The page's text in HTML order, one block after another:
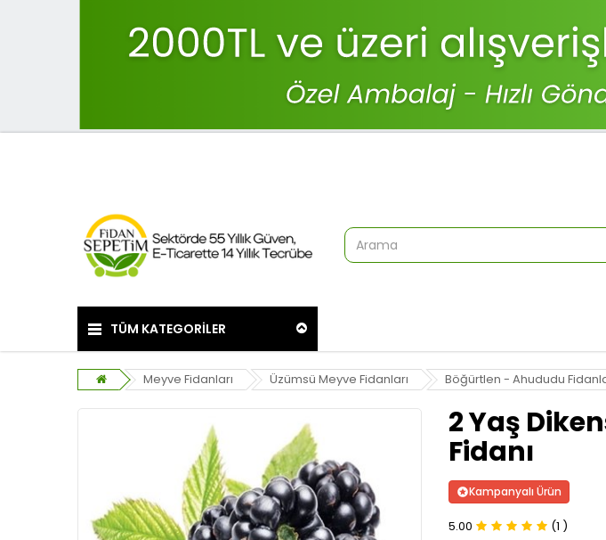
TÜM KATEGORİLER
Meyve Fidanları Üzümsü Meyve Fidanları Böğürtlen - Ahududu
2 Yaş
Fidanı
Kampanyalı Ürün
5.00 (1 )